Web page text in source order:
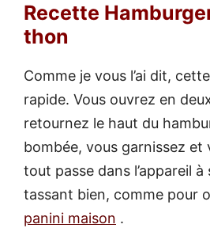
Recette
thon
Comme je vous l’ai dit,
rapide. Vous ouvrez en
retournez le haut du
bombée, vous garnissez et
tout passe dans l’appareil
tassant bien, comme pour
panini maison .